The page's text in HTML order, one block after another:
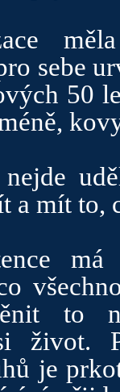
sebe
50
a mít to,
to
život.
je